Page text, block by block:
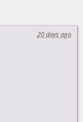
20 days ago